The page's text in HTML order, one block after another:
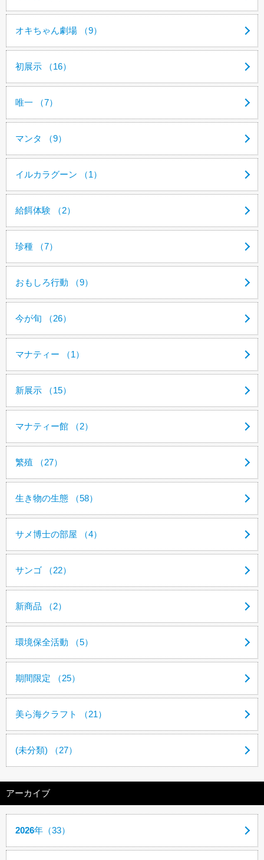
オキちゃん劇場 （9）
初展示 （16）
唯一 （7）
マンタ （9）
イルカラグーン （1）
給餌体験 （2）
珍種 （7）
おもしろ行動 （9）
今が旬 （26）
マナティー （1）
新展示 （15）
マナティー館 （2）
繁殖 （27）
生き物の生態 （58）
サメ博士の部屋 （4）
サンゴ （22）
新商品 （2）
環境保全活動 （5）
期間限定 （25）
美ら海クラフト （21）
(未分類) （27）
アーカイブ
2026年（33）